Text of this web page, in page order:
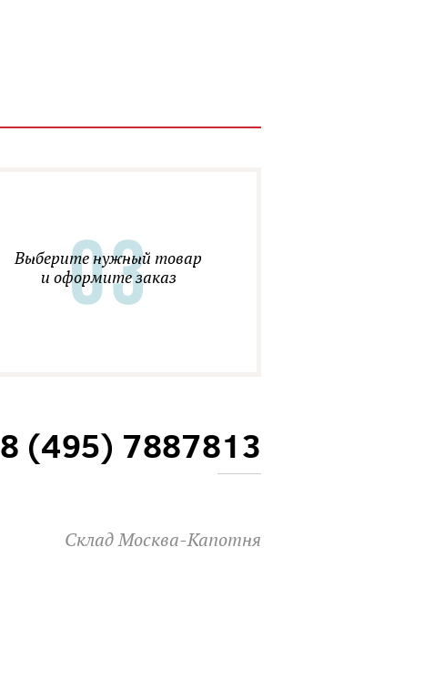
Выберите нужный товар
и оформите заказ
8 (495) 7887813
Склад Москва-Капотня